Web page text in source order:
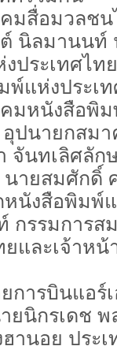
สื่อมวลชน
นิลมานนท์
ระเทศไท
แห่งประเ
หนังสือพิม
ปนายกสม
จันทเลิศลั
ายสมศักดิ์
นังสือพิมพ์แ
กรรมการ
และเจ้าหน้
ารบินแอร์เ
ยนิกรเดช พ
านอย ประเ